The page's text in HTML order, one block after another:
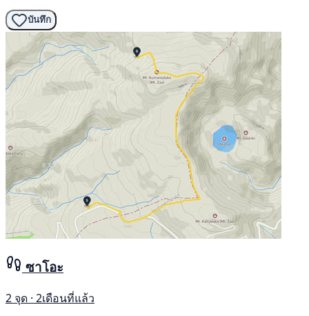
บันทึก
ซาโอะ
2 จุด · 2เดือนที่แล้ว